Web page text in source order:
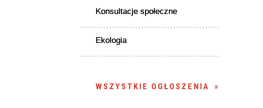
Konsultacje społeczne
Ekologia
WSZYSTKIE OGŁOSZENIA